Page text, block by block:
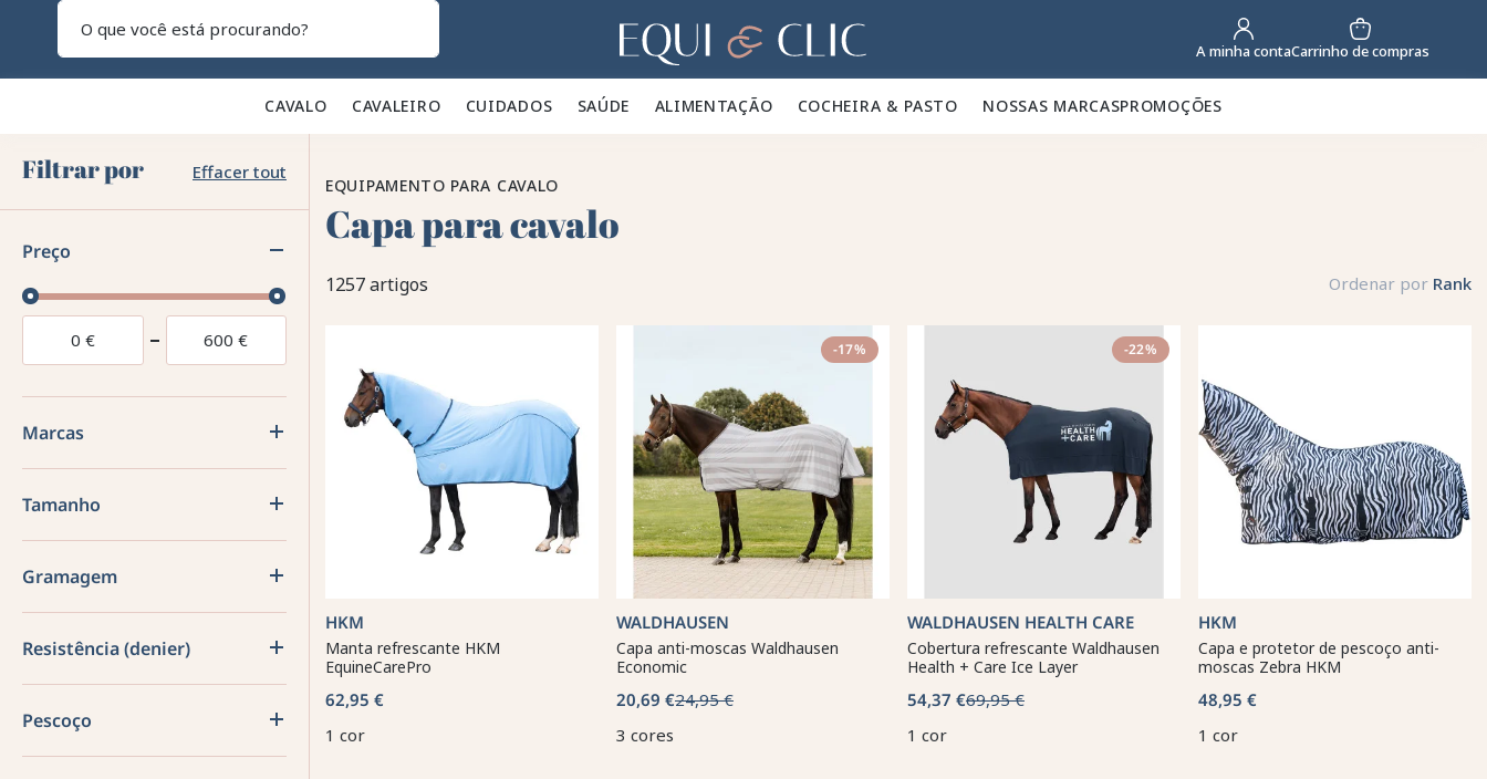
Lar A minha contaCarrinho de compras
CAVALO 🐎 CAVALEIRO 👕 CUIDADOS 🪮 SAÚDE ✨ ALIMENTAÇÃO 🥕 COCHEIRA & PASTO 🍃 NOSSAS MARCASPROMOÇÕES
Filtrar por Effacer tout
Preço
0 € 600 €
Marcas
Tamanho
Gramagem
Resistência (denier)
Pescoço
EQUIPAMENTO PARA CAVALO
Capa para cavalo
1257 artigos Ordenar por Rank
HKM
Manta refrescante HKM
EquineCarePro
62,95 €
1 cor
-17%
WALDHAUSEN
Capa anti-moscas Waldhausen
Economic
20,69 €24,95 €
3 cores
-22%
WALDHAUSEN HEALTH CARE
Cobertura refrescante Waldhausen
Health + Care Ice Layer
54,37 €69,95 €
1 cor
HKM
Capa e protetor de pescoço anti-
moscas Zebra HKM
48,95 €
1 cor